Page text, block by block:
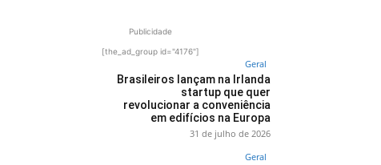
Publicidade
[the_ad_group id="4176"]
Geral
Brasileiros lançam na Irlanda
startup que quer
revolucionar a conveniência
em edifícios na Europa
31 de julho de 2026
Geral